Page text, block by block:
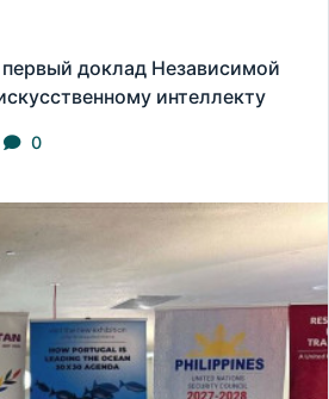
доклад Независимой
интеллекту
0